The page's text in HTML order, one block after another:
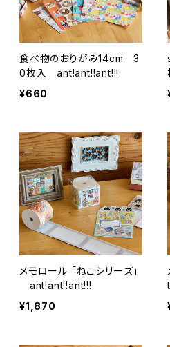
食べ物のおりがみ14cm 3
0枚入 ant!ant!!ant!!!
¥660
メモロール 「ねこシリーズ」
ant!ant!!ant!!!
¥1,870